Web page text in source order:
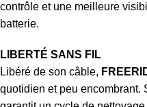
contrôle et une meilleure
batterie.
LIBERTÉ SANS FIL
Libéré de son câble,
quotidien et peu encombrant.